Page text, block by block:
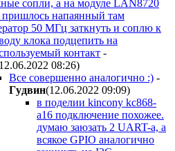
сопли, а на модуле LAN8720
напаянный там
50 МГц заткнуть и соплю к
клока подцепить на
контакт -
08:26)
Все совершенно аналогично :) -
Гyдвин(12.06.2022 09:09)
в поделии kincony kc868-
a16 подключение похожее.
думаю заюзать 2 UART-а, а
всякое GPIO аналогично